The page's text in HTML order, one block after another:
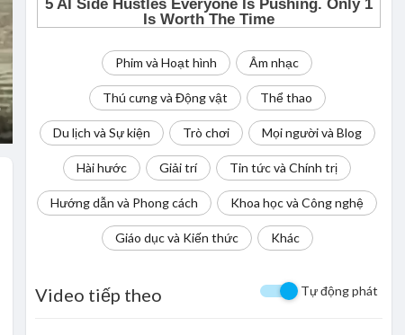
Phim và Hoạt hình Âm nhạc
Thú cưng và Động vật Thể thao
Du lịch và Sự kiện Trò chơi Mọi người và Blog
Hài hước Giải trí Tin tức và Chính trị
Hướng dẫn và Phong cách Khoa học và Công nghệ
Giáo dục và Kiến thức Khác
Video tiếp theo Tự động phát